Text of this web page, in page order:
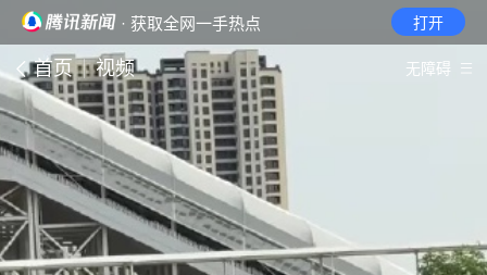
· 获取全网一手热点 打开
首页 视频 无障碍